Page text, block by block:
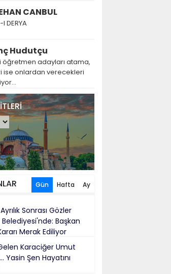
CANBUL
DERYA
Hudutçu
öğretmen adayları atama,
ise onlardan verecekleri
Gün Hafta Ay
Sonrası Gözler
Başkan
Merak Ediliyor
Karaciğer Umut
Yasin Şen Hayatını